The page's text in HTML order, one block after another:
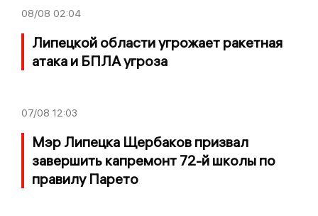
08/08 02:04
Липецкой области угрожает ракетная
атака и БПЛА угроза
07/08 12:03
Мэр Липецка Щербаков призвал
завершить капремонт 72-й школы по
правилу Парето